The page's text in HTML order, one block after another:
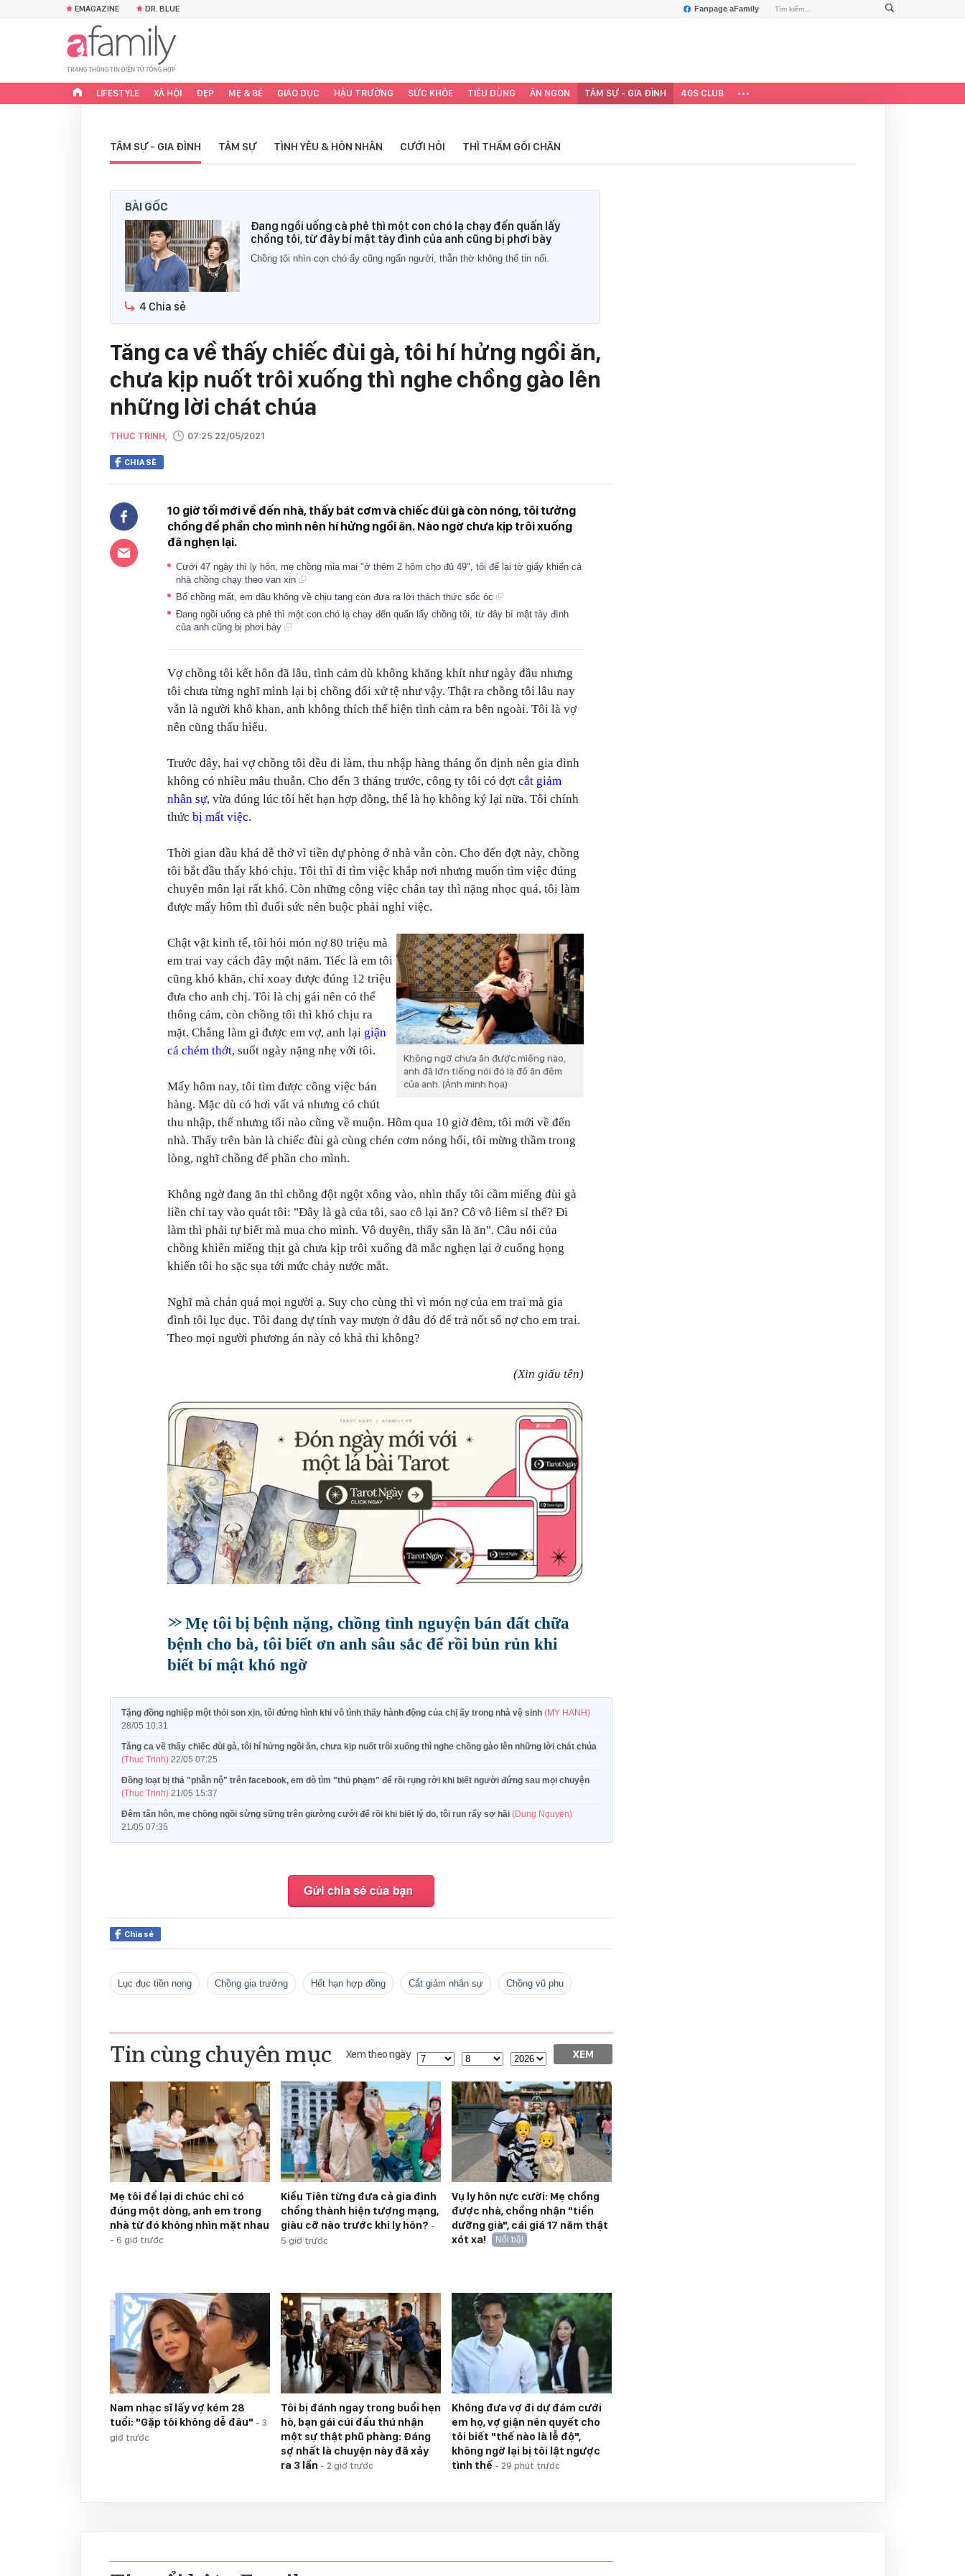
Fanpage aFamily
EMAGAZINE DR. BLUE
LIFESTYLE XÃ HỘI ĐẸP MẸ & BÉ GIÁO DỤC HẬU TRƯỜNG SỨC KHỎE TIÊU DÙNG ĂN NGON TÂM SỰ - GIA ĐÌNH 40S CLUB
TÂM SỰ - GIA ĐÌNH TÂM SỰ TÌNH YÊU & HÔN NHÂN CƯỚI HỎI THÌ THẦM GỐI CHĂN
BÀI GỐC
Đang ngồi uống cà phê thì một con chó lạ chạy đến quấn lấy
chồng tôi, từ đây bí mật tày đình của anh cũng bị phơi bày
Chồng tôi nhìn con chó ấy cũng ngẩn người, thẫn thờ không thể tin nổi.
4 Chia sẻ
Tăng ca về thấy chiếc đùi gà, tôi hí hửng ngồi ăn,
chưa kịp nuốt trôi xuống thì nghe chồng gào lên
những lời chát chúa
THUC TRINH, 07:25 22/05/2021
CHIA SẺ
10 giờ tối mới về đến nhà, thấy bát cơm và chiếc đùi gà còn nóng, tôi tưởng
chồng để phần cho mình nên hí hửng ngồi ăn. Nào ngờ chưa kịp trôi xuống
đã nghẹn lại.
Cưới 47 ngày thì ly hôn, mẹ chồng mỉa mai "ở thêm 2 hôm cho đủ 49", tôi để lại tờ giấy khiến cả
nhà chồng chạy theo van xin
Bố chồng mất, em dâu không về chịu tang còn đưa ra lời thách thức sốc óc
Đang ngồi uống cà phê thì một con chó lạ chạy đến quấn lấy chồng tôi, từ đây bí mật tày đình
của anh cũng bị phơi bày
Vợ chồng tôi kết hôn đã lâu, tình cảm dù không khăng khít như ngày đầu nhưng
tôi chưa từng nghĩ mình lại bị chồng đối xử tệ như vậy. Thật ra chồng tôi lâu nay
vẫn là người khô khan, anh không thích thể hiện tình cảm ra bên ngoài. Tôi là vợ
nên cũng thấu hiểu.
Trước đây, hai vợ chồng tôi đều đi làm, thu nhập hàng tháng ổn định nên gia đình
không có nhiều mâu thuẫn. Cho đến 3 tháng trước, công ty tôi có đợt cắt giảm
nhân sự, vừa đúng lúc tôi hết hạn hợp đồng, thế là họ không ký lại nữa. Tôi chính
thức bị mất việc.
Thời gian đầu khá dễ thở vì tiền dự phòng ở nhà vẫn còn. Cho đến đợt này, chồng
tôi bắt đầu thấy khó chịu. Tôi thì đi tìm việc khắp nơi nhưng muốn tìm việc đúng
chuyên môn lại rất khó. Còn những công việc chân tay thì nặng nhọc quá, tôi làm
được mấy hôm thì đuối sức nên buộc phải nghỉ việc.
Không ngờ chưa ăn được miếng nào,
anh đã lớn tiếng nói đó là đồ ăn đêm
của anh. (Ảnh minh họa)
Chật vật kinh tế, tôi hỏi món nợ 80 triệu mà
em trai vay cách đây một năm. Tiếc là em tôi
cũng khó khăn, chỉ xoay được đúng 12 triệu
đưa cho anh chị. Tôi là chị gái nên có thể
thông cảm, còn chồng tôi thì khó chịu ra
mặt. Chẳng làm gì được em vợ, anh lại giận
cá chém thớt, suốt ngày nặng nhẹ với tôi.
Mấy hôm nay, tôi tìm được công việc bán
hàng. Mặc dù có hơi vất vả nhưng có chút
thu nhập, thế nhưng tối nào cũng về muộn. Hôm qua 10 giờ đêm, tôi mới về đến
nhà. Thấy trên bàn là chiếc đùi gà cùng chén cơm nóng hổi, tôi mừng thầm trong
lòng, nghĩ chồng để phần cho mình.
Không ngờ đang ăn thì chồng đột ngột xông vào, nhìn thấy tôi cầm miếng đùi gà
liền chỉ tay vào quát tôi: "Đây là gà của tôi, sao cô lại ăn? Cô vô liêm sỉ thế? Đi
làm thì phải tự biết mà mua cho mình. Vô duyên, thấy sẵn là ăn". Câu nói của
chồng khiến miếng thịt gà chưa kịp trôi xuống đã mắc nghẹn lại ở cuống họng
khiến tôi ho sặc sụa tới mức chảy nước mắt.
Nghĩ mà chán quá mọi người ạ. Suy cho cùng thì vì món nợ của em trai mà gia
đình tôi lục đục. Tôi đang dự tính vay mượn ở đâu đó để trả nốt số nợ cho em trai.
Theo mọi người phương án này có khả thi không?
(Xin giấu tên)
Mẹ tôi bị bệnh nặng, chồng tình nguyện bán đất chữa
bệnh cho bà, tôi biết ơn anh sâu sắc để rồi bủn rủn khi
biết bí mật khó ngờ
Tặng đồng nghiệp một thỏi son xịn, tôi đứng hình khi vô tình thấy hành động của chị ấy trong nhà vệ sinh (MY HANH)
28/05 10:31
Tăng ca về thấy chiếc đùi gà, tôi hí hửng ngồi ăn, chưa kịp nuốt trôi xuống thì nghe chồng gào lên những lời chát chúa
(Thuc Trinh) 22/05 07:25
Đồng loạt bị thả "phẫn nộ" trên facebook, em dò tìm "thủ phạm" để rồi rụng rời khi biết người đứng sau mọi chuyện
(Thuc Trinh) 21/05 15:37
Đêm tân hôn, mẹ chồng ngồi sừng sững trên giường cưới để rồi khi biết lý do, tôi run rẩy sợ hãi (Dung Nguyen)
21/05 07:35
Chia sẻ
lục đục tiền nong chồng gia trưởng hết hạn hợp đồng cắt giảm nhân sự Chồng vũ phu
Tin cùng chuyên mục Xem theo ngày XEM
Mẹ tôi để lại di chúc chỉ có
đúng một dòng, anh em trong
nhà từ đó không nhìn mặt nhau
- 6 giờ trước
Kiều Tiên từng đưa cả gia đình
chồng thành hiện tượng mạng,
giàu cỡ nào trước khi ly hôn? -
5 giờ trước
Vụ ly hôn nực cười: Mẹ chồng
được nhà, chồng nhận "tiền
dưỡng già", cái giá 17 năm thật
xót xa!
Nổi bật
Nam nhạc sĩ lấy vợ kém 28
tuổi: "Gặp tôi không dễ đâu" - 3
giờ trước
Tôi bị đánh ngay trong buổi hẹn
hò, bạn gái cúi đầu thú nhận
một sự thật phũ phàng: Đáng
sợ nhất là chuyện này đã xảy
ra 3 lần - 2 giờ trước
Không đưa vợ đi dự đám cưới
em họ, vợ giận nên quyết cho
tôi biết "thế nào là lễ độ",
không ngờ lại bị tôi lật ngược
tình thế - 29 phút trước